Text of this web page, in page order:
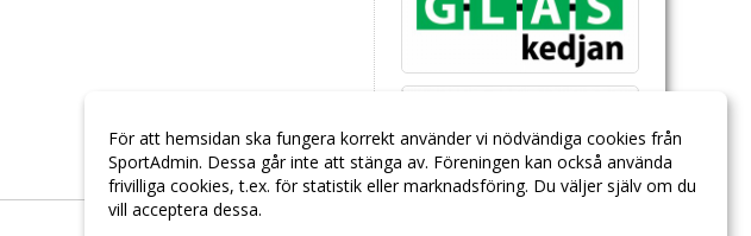
För att hemsidan ska fungera korrekt använder vi nödvändiga cookies från
SportAdmin. Dessa går inte att stänga av. Föreningen kan också använda
frivilliga cookies, t.ex. för statistik eller marknadsföring. Du väljer själv om du
vill acceptera dessa.